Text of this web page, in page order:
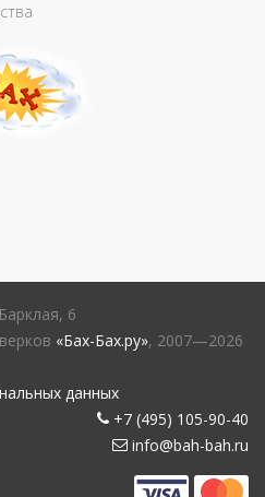
6
«Бах-Бах.ру», 2007—2026
данных
+7 (495) 105-90-40
info@bah-bah.ru